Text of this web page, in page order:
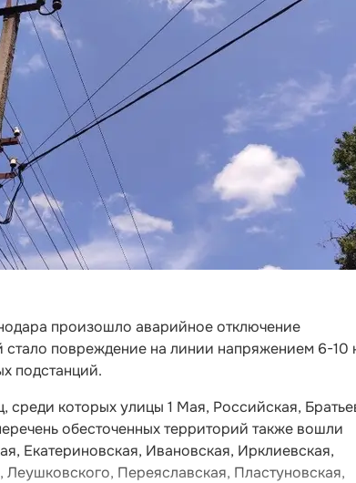
произошло аварийное отключение
повреждение на линии напряжением 6-10
подстанций.
среди которых улицы 1 Мая, Российская,
обесточенных территорий также вошли
Екатериновская, Ивановская, Ирклиевская,
Переяславская, Пластуновская,